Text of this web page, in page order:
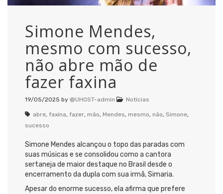
Simone Mendes,
mesmo com sucesso,
não abre mão de
fazer faxina
19/05/2025 by @UHOST-admin Notícias
abre, faxina, fazer, mão, Mendes, mesmo, não, Simone,
sucesso
Simone Mendes alcançou o topo das paradas com
suas músicas e se consolidou como a cantora
sertaneja de maior destaque no Brasil desde o
encerramento da dupla com sua irmã, Simaria.
Apesar do enorme sucesso, ela afirma que prefere